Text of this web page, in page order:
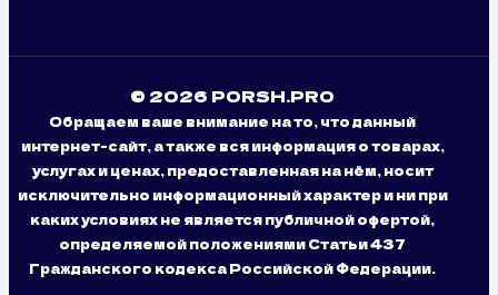
© 2026 PORSH.PRO
Обращаем ваше внимание на то, что данный
интернет-сайт, а также вся информация о товарах,
услугах и ценах, предоставленная на нём, носит
исключительно информационный характер и ни при
каких условиях не является публичной офертой,
определяемой положениями Статьи 437
Гражданского кодекса Российской Федерации.